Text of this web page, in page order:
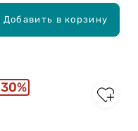
Добавить в корзину
30%